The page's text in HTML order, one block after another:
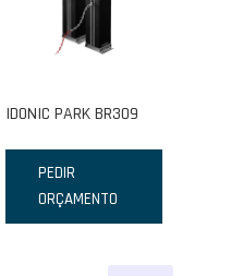
IDONIC PARK BR309
PEDIR
ORÇAMENTO